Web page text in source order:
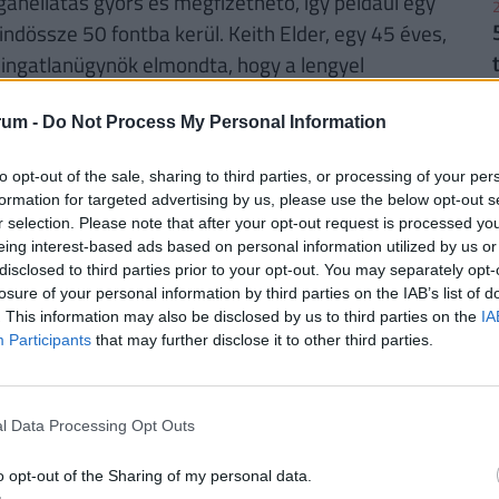
- Do Not Process My Personal Information
opt-out of the sale, sharing to third parties, or processing of your
for targeted advertising by us, please use the below opt-out
selection. Please note that after your opt-out request is processed
interest-based ads based on personal information utilized by us
to third parties prior to your opt-out. You may separately
of your personal information by third parties on the IAB’s list of
This information may also be disclosed by us to third parties on the
Participants that may further disclose it to other third parties.
Data Processing Opt Outs
opt-out of the Sharing of my personal data.
50 fontba kerül. Keith Elder, egy 45 éves,
elmondta, hogy a lengyel
hozzájutott a megfelelő kezeléshez.
megelőzi a britet, különösen az olyan
igazolvány, a digitális ügyintézés és a
HA NYUGDÍJBA MEGY: EGYSZERŰ
örvendenek a
. Mivel évtizedekre előre tekintve az
garancia, úgy tűnik ez időskori
védhetjük ki egy ilyen megtakarítással pénzünk